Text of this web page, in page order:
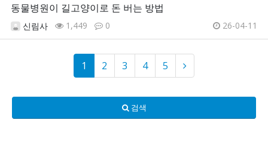
동물병원이 길고양이로 돈 버는 방법
신림사 1,449 0 26-04-11
1 2 3 4 5
검색